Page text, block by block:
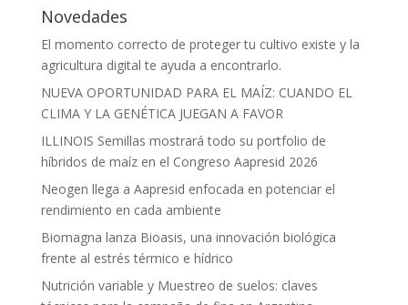
Novedades
El momento correcto de proteger tu cultivo existe y la
agricultura digital te ayuda a encontrarlo.
NUEVA OPORTUNIDAD PARA EL MAÍZ: CUANDO EL
CLIMA Y LA GENÉTICA JUEGAN A FAVOR
ILLINOIS Semillas mostrará todo su portfolio de
híbridos de maíz en el Congreso Aapresid 2026
Neogen llega a Aapresid enfocada en potenciar el
rendimiento en cada ambiente
Biomagna lanza Bioasis, una innovación biológica
frente al estrés térmico e hídrico
Nutrición variable y Muestreo de suelos: claves